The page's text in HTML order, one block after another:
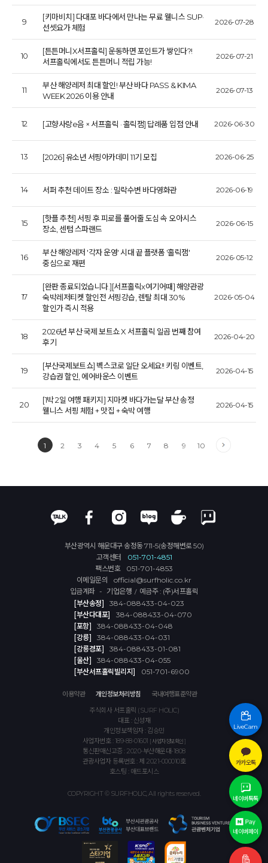
9
[키마비치] 다대포 바다에서 만나는 무료 웰니스 SUP·
선셋요가 체험
2026-07-28
10
[튼튼머니X서프홀릭] 운동하면 포인트가 쌓인다?!
서프홀릭에서도 튼튼머니 적립 가능!
2026-07-21
11
부산 해양레저 최대 할인! 부산 바다 PASS & KIMA
WEEK 2026 이용 안내
2026-07-13
12 [고향사랑e음 × 서프홀릭 · 홀릭잼] 답례품 입점 안내 2026-06-30
13 [2026] 유소년 서핑아카데미 11기 모집 2026-06-25
14 서퍼 추천 데이트 장소 : 밀락수변 바다영화관 2026-06-19
15
[핫플 추천] 서핑 후 피로를 풀어줄 도심 속 오아시스
장소, 센텀 스파랜드
2026-06-15
16
부산 해양레저 '각자 운영' 시대 끝 플랫폼 '홀릭잼'
중심으로 재편
2026-05-12
17
[완판 종료되었습니다.][서프홀릭x여기어때] 해양관광
숙박레저티켓 할인전 서핑강습, 렌탈 최대 30%
할인가 즉시 적용
2026-05-04
18
2026년 부산 국제 보트쇼 X 서프홀릭 일곱 번째 참여
후기
2026-04-20
19
[부산국제보트쇼] 벡스코로 일단 오세요!! 키링 이벤트,
강습권 할인, 에어바운스 이벤트
2026-04-15
20
[1박 2일 여행 패키지] 지마켓 바다가는달 부산 송정
웰니스 서핑 체험 + 맛집 + 숙박 여행
2026-04-15
1 2 3 4 5 6 7 8 9 10
부산광역시 해운대구 송정동 711-5(송정해변로 50)
고객센터
051-701-4851
팩스번호
051-701-4853
이메일문의
official@surfholic.co.kr
입금계좌 - 기업은행/예금주 : (주)서프홀릭
[부산송정]
384-088433-04-023
[부산다대포]
384-088433-04-070
[포항]
384-088433-04-048
[강릉]
384-088433-04-031
[강릉경포]
384-088433-01-081
[울산]
384-088433-04-055
[부산서프홀릭빌리지]
051-701-6900
이용약관 개인정보처리방침
국내여행표준약관
주식회사 서프홀릭 (SURF HOLIC)
대표 : 신성재
개인정보책임자 : 김승민
사업자번호 : 189-88-01601 [ 사업자정보확인 ]
통신판매신고증 : 2020-부산해운대-1808
관광사업자 등록번호 : 제 2021-000010호
호스팅 : 애드포시스
COPYRIGHT © SURFHOLIC, All rights reserved.
LiveCam
카카오톡
네이버톡톡
네이버페이